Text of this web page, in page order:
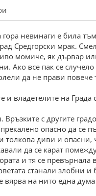
гора невинаги е била
Средгорски мрак.
момиче, як дървар
Ако все пак се
да не прави повече
и владетелите на
Връзките с другите
опасно да се
толкова диви и
да се карат
и тя се
станали злобни и
вярва на нито една дума